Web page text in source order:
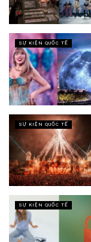
SỰ KIỆN QUỐC TẾ
SỰ KIỆN QUỐC TẾ
SỰ KIỆN QUỐC TẾ